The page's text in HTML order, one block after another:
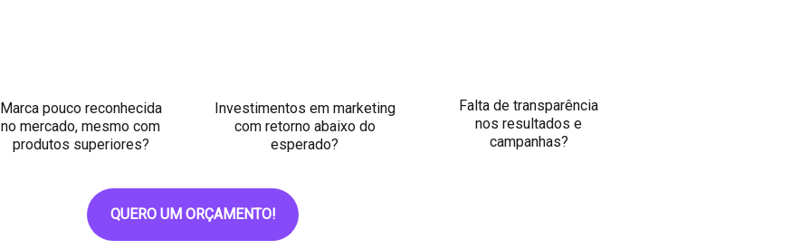
Marca pouco reconhecida
no mercado, mesmo com
produtos superiores?
Investimentos em marketing
com retorno abaixo do
esperado?
Falta de transparência
nos resultados e
campanhas?
QUERO UM ORÇAMENTO!